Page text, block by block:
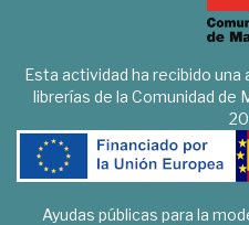
Esta actividad ha recibido una
librerías de la Comunidad de
Ayudas públicas para la